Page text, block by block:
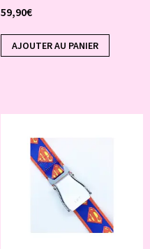
59,90€
AJOUTER AU PANIER